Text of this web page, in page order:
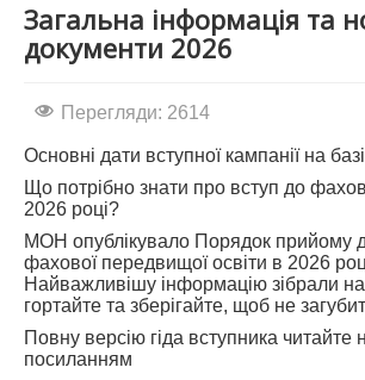
ПРО НАС
АБІТУРІЄНТУ
СТУДЕНТУ
КАБІНЕТ МЕТОДИСТА
НАВЧАЛЬНО-ВИХОВНА РОБОТА
МИСТЕЦЬКІ ПРОЄКТИ
БІБЛІОТЕКА, ФОНОТЕКА
МИСТЕЦЬКА ШКОЛА ПРИ ХМФК
Загальна інформація та
документи 2026
Перегляди: 2614
Основні дати вступної кампанії на
Що потрібно знати про вступ до
2026 році?
МОН опублікувало Порядок прийому
фахової передвищої освіти в 2026
Найважливішу інформацію зібрали
гортайте та зберігайте, щоб не
Повну версію гіда вступника читайте
посиланням